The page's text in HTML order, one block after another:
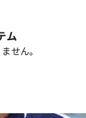
ム
せん。